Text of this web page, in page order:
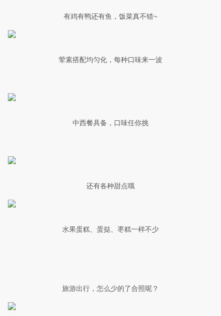
有鸡有鸭还有鱼，饭菜真不错~
荤素搭配均匀化，每种口味来一波
中西餐具备，口味任你挑
还有各种甜点哦
水果蛋糕、蛋挞、枣糕一样不少
旅游出行，怎么少的了合照呢？